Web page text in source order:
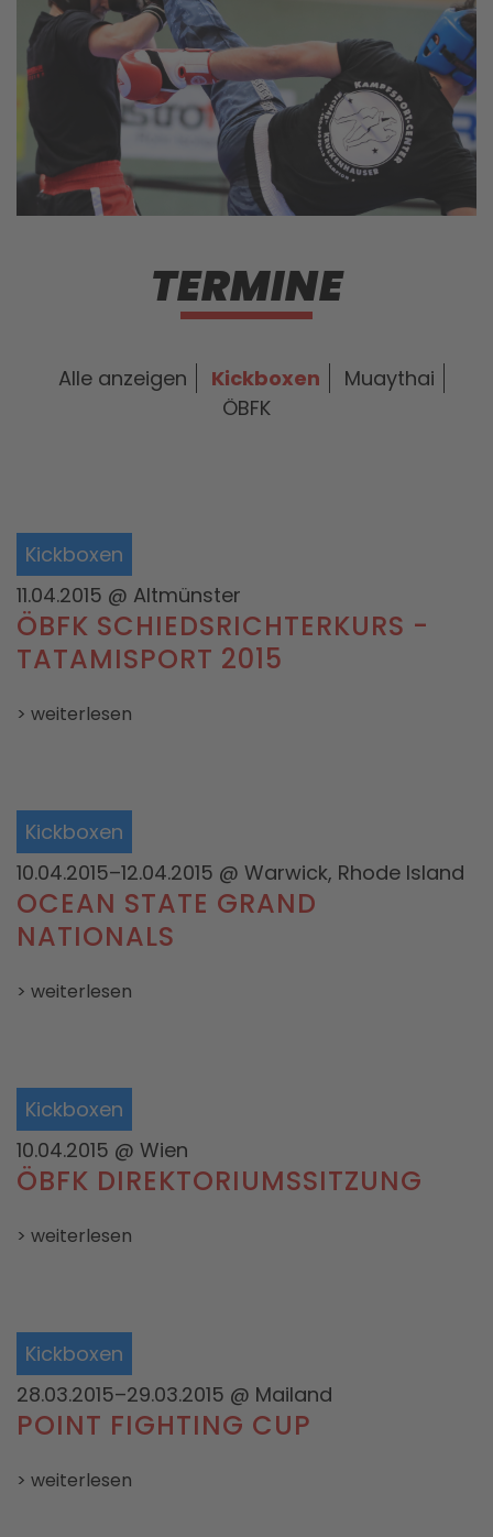
TERMINE
Alle anzeigen Kickboxen
Muaythai
ÖBFK
Kickboxen
11.04.2015 @ Altmünster
ÖBFK SCHIEDSRICHTERKURS -
TATAMISPORT 2015
> weiterlesen
Kickboxen
10.04.2015–12.04.2015 @ Warwick, Rhode Island
OCEAN STATE GRAND
NATIONALS
> weiterlesen
Kickboxen
10.04.2015 @ Wien
ÖBFK DIREKTORIUMSSITZUNG
> weiterlesen
Kickboxen
28.03.2015–29.03.2015 @ Mailand
POINT FIGHTING CUP
> weiterlesen